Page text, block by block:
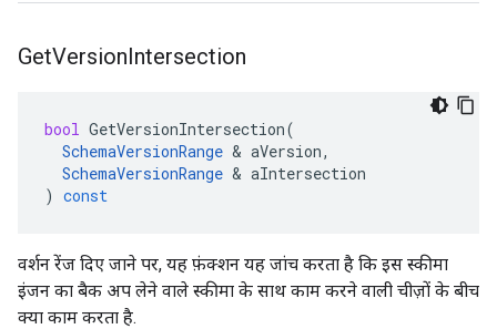
GetVersionIntersection
bool GetVersionIntersection(
SchemaVersionRange & aVersion,
SchemaVersionRange & aIntersection
) const
वर्शन रेंज दिए जाने पर, यह फ़ंक्शन यह जांच करता है कि इस स्कीमा
इंजन का बैक अप लेने वाले स्कीमा के साथ काम करने वाली चीज़ों के बीच
क्या काम करता है.